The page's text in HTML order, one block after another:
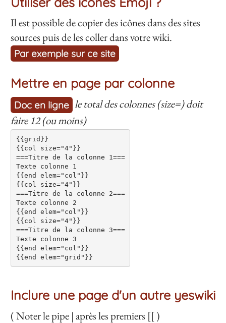
Il est possible de copier des icônes dans des sites
sources puis de les coller dans votre wiki.
Par exemple sur ce site
Mettre en page par colonne
Doc en ligne le total des colonnes (size=) doit
faire 12 (ou moins)
{{grid}}
{{col size="4"}}
===Titre de la colonne 1===
Texte colonne 1
{{end elem="col"}}
{{col size="4"}}
===Titre de la colonne 2===
Texte colonne 2
{{end elem="col"}}
{{col size="4"}}
===Titre de la colonne 3===
Texte colonne 3
{{end elem="col"}}
Inclure une page d'un autre yeswiki
( Noter le pipe | après les premiers [[ )